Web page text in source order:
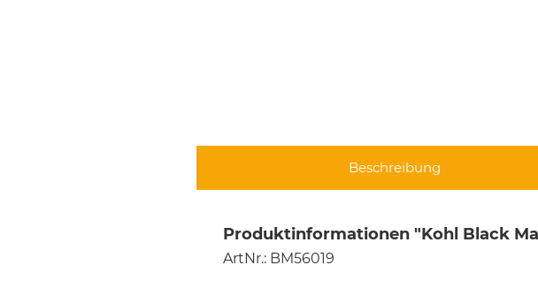
Beschreibung
Produktinformationen "Kohl Black
ArtNr.: BM56019